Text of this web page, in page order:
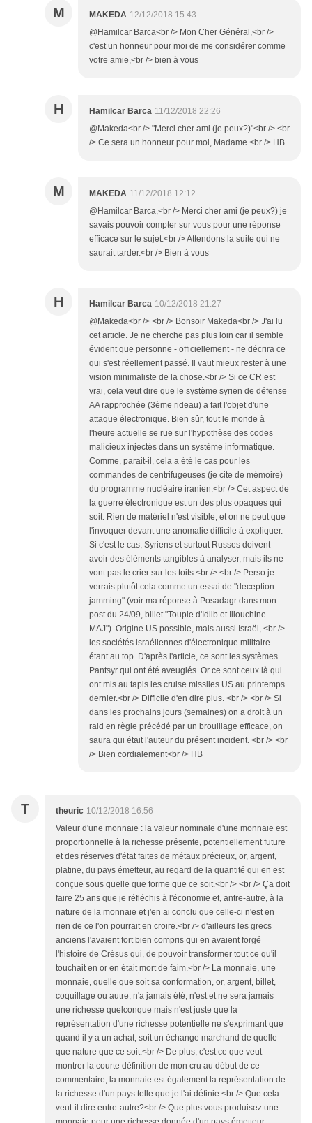
M MAKEDA 12/12/2018 15:43
@Hamilcar Barca<br /> Mon Cher Général,<br />
c'est un honneur pour moi de me considérer comme
votre amie,<br /> bien à vous
H Hamilcar Barca 11/12/2018 22:26
@Makeda<br /> "Merci cher ami (je peux?)"<br /> <br
/> Ce sera un honneur pour moi, Madame.<br /> HB
M MAKEDA 11/12/2018 12:12
@Hamilcar Barca,<br /> Merci cher ami (je peux?) je
savais pouvoir compter sur vous pour une réponse
efficace sur le sujet.<br /> Attendons la suite qui ne
saurait tarder.<br /> Bien à vous
H Hamilcar Barca 10/12/2018 21:27
@Makeda<br /> <br /> Bonsoir Makeda<br /> J'ai lu
cet article. Je ne cherche pas plus loin car il semble
évident que personne - officiellement - ne décrira ce
qui s'est réellement passé. Il vaut mieux rester à une
vision minimaliste de la chose.<br /> Si ce CR est
vrai, cela veut dire que le système syrien de défense
AA rapprochée (3ème rideau) a fait l'objet d'une
attaque électronique. Bien sûr, tout le monde à
l'heure actuelle se rue sur l'hypothèse des codes
malicieux injectés dans un système informatique.
Comme, parait-il, cela a été le cas pour les
commandes de centrifugeuses (je cite de mémoire)
du programme nucléaire iranien.<br /> Cet aspect de
la guerre électronique est un des plus opaques qui
soit. Rien de matériel n'est visible, et on ne peut que
l'invoquer devant une anomalie difficile à expliquer.
Si c'est le cas, Syriens et surtout Russes doivent
avoir des éléments tangibles à analyser, mais ils ne
vont pas le crier sur les toits.<br /> <br /> Perso je
verrais plutôt cela comme un essai de "deception
jamming" (voir ma réponse à Posadagr dans mon
post du 24/09, billet "Toupie d'Idlib et Iliouchine -
MAJ"). Origine US possible, mais aussi Israël, <br />
les sociétés israéliennes d'électronique militaire
étant au top. D'après l'article, ce sont les systèmes
Pantsyr qui ont été aveuglés. Or ce sont ceux là qui
ont mis au tapis les cruise missiles US au printemps
dernier.<br /> Difficile d'en dire plus. <br /> <br /> Si
dans les prochains jours (semaines) on a droit à un
raid en règle précédé par un brouillage efficace, on
saura qui était l'auteur du présent incident. <br /> <br
/> Bien cordialement<br /> HB
T theuric 10/12/2018 16:56
Valeur d'une monnaie : la valeur nominale d'une monnaie est
proportionnelle à la richesse présente, potentiellement future
et des réserves d'état faites de métaux précieux, or, argent,
platine, du pays émetteur, au regard de la quantité qui en est
conçue sous quelle que forme que ce soit.<br /> <br /> Ça doit
faire 25 ans que je réfléchis à l'économie et, antre-autre, à la
nature de la monnaie et j'en ai conclu que celle-ci n'est en
rien de ce l'on pourrait en croire.<br /> d'ailleurs les grecs
anciens l'avaient fort bien compris qui en avaient forgé
l'histoire de Crésus qui, de pouvoir transformer tout ce qu'il
touchait en or en était mort de faim.<br /> La monnaie, une
monnaie, quelle que soit sa conformation, or, argent, billet,
coquillage ou autre, n'a jamais été, n'est et ne sera jamais
une richesse quelconque mais n'est juste que la
représentation d'une richesse potentielle ne s'exprimant que
quand il y a un achat, soit un échange marchand de quelle
que nature que ce soit.<br /> De plus, c'est ce que veut
montrer la courte définition de mon cru au début de ce
commentaire, la monnaie est également la représentation de
la richesse d'un pays telle que je l'ai définie.<br /> Que cela
veut-il dire entre-autre?<br /> Que plus vous produisez une